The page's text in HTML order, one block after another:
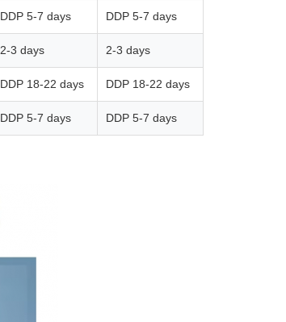
DDP 5-7 days DDP 5-7 days
2-3 days 2-3 days
DDP 18-22 days DDP 18-22 days
DDP 5-7 days DDP 5-7 days